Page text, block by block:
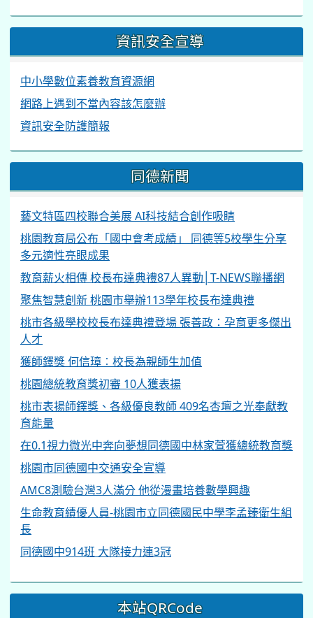
資訊安全宣導
中小學數位素養教育資源網
網路上遇到不當內容該怎麼辦
資訊安全防護簡報
同德新聞
藝文特區四校聯合美展 AI科技結合創作吸睛
桃園教育局公布「國中會考成績」 同德等5校學生分享
多元適性亮眼成果
教育薪火相傳 校長布達典禮87人異動│T-NEWS聯播網
聚焦智慧創新 桃園市舉辦113學年校長布達典禮
桃市各級學校校長布達典禮登場 張善政：孕育更多傑出
人才
獲師鐸獎 何信璋︰校長為親師生加值
桃園總統教育獎初審 10人獲表揚
桃市表揚師鐸獎、各級優良教師 409名杏壇之光奉獻教
育能量
在0.1視力微光中奔向夢想同德國中林家萱獲總統教育獎
桃園市同德國中交通安全宣導
AMC8測驗台灣3人滿分 他從漫畫培養數學興趣
生命教育績優人員-桃園市立同德國民中學李孟臻衛生組
長
同德國中914班 大隊接力連3冠
本站QRCode